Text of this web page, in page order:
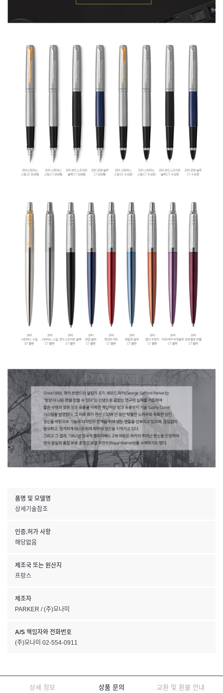
품명 및 모델명
상세기술참조
인증.허가 사항
해당없음
제조국 또는 원산지
프랑스
제조자
PARKER / (주)모나미
A/S 책임자와 전화번호
(주)모나미 02-554-0911
상세 정보 상품 문의 교환 및 환불 안내